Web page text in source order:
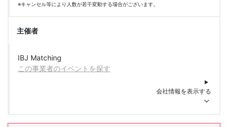
※キャンセル等により人数が若干変動する場合がございます。
主催者
IBJ Matching
この事業者のイベントを探す
会社情報を表示する